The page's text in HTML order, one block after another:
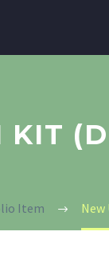
KIT
Item New